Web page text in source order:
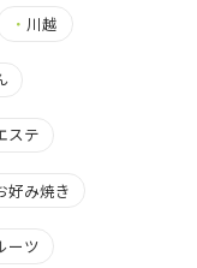
・ 川越
テ
み焼き
ツ